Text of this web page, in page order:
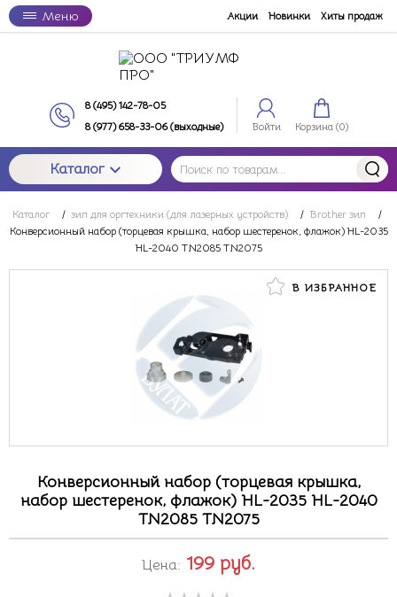
Меню Акции Новинки Хиты продаж
8 (495) 142-78-05
8 (977) 658-33-06 (выходные)
Войти Корзина (0)
Каталог
Каталог / зип для оргтехники (для лазерных устройств) / Brother зип
/
Конверсионный набор (торцевая крышка, набор шестеренок, флажок) HL-2035
HL-2040 TN2085 TN2075
В ИЗБРАННОЕ
Конверсионный набор (торцевая крышка,
набор шестеренок, флажок) HL-2035 HL-2040
TN2085 TN2075
Цена: 199 руб.